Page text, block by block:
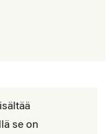
se on